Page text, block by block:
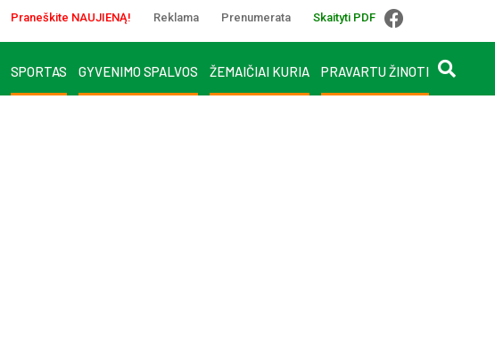
Praneškite NAUJIENĄ! Reklama Prenumerata Skaityti PDF
SPORTAS GYVENIMO SPALVOS ŽEMAIČIAI KURIA PRAVARTU ŽINOTI